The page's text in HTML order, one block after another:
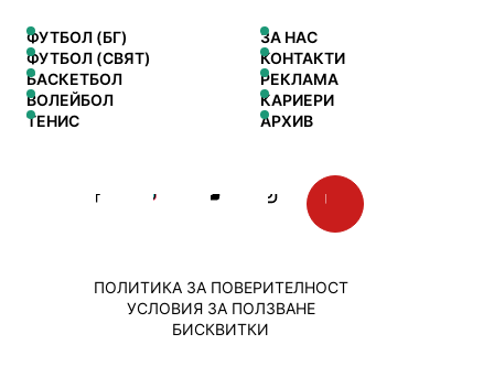
ФУТБОЛ (БГ)
ФУТБОЛ (СВЯТ)
БАСКЕТБОЛ
ВОЛЕЙБОЛ
ТЕНИС
ЗА НАС
КОНТАКТИ
РЕКЛАМА
КАРИЕРИ
АРХИВ
ПОЛИТИКА ЗА ПОВЕРИТЕЛНОСТ
УСЛОВИЯ ЗА ПОЛЗВАНЕ
БИСКВИТКИ